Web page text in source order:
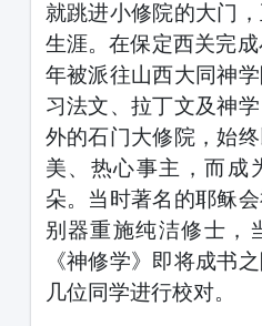
就跳进小修院的大门
生涯。在保定西关完成
年被派往山西大同神
习法文、拉丁文及神
外的石门大修院，始
美、热心事主，而成
朵。当时著名的耶稣
别器重施纯洁修士，
《神修学》即将成书
几位同学进行校对。